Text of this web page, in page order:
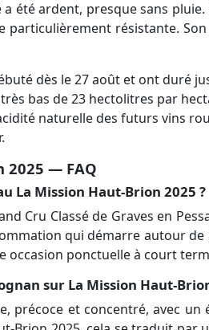
été ardent, presque sans
résistante.
dès le 27 août et ont duré
bas de 23 hectolitres par
naturelle des futurs vins
2025 — FAQ
La Mission Haut-Brion 2025 ?
Cru Classé de Graves en
qui démarre autour
occasion ponctuelle à court
sur La Mission Haut-
précoce et concentré, avec